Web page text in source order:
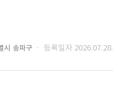
기반으로 시스템을 구축
시 송파구 · 등록일자 2026.07.28.